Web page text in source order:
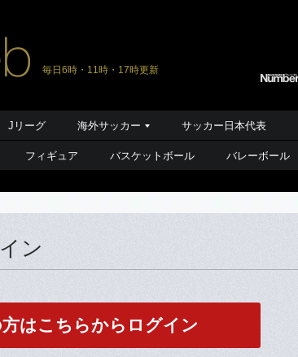
毎日6時・11時・17時更新
Jリーグ 海外サッカー サッカー日本代表
フィギュア バスケットボール バレーボール
ン
はこちらからログイン